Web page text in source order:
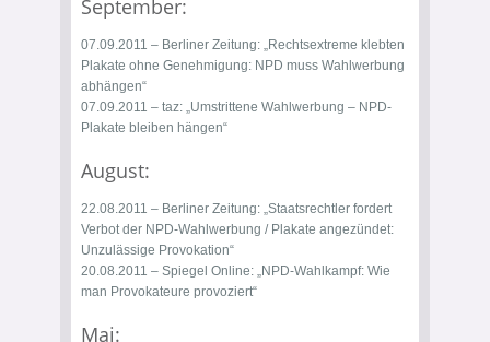
September:
07.09.2011 – Berliner Zeitung: „Rechtsextreme klebten
Plakate ohne Genehmigung: NPD muss Wahlwerbung
abhängen“
07.09.2011 – taz: „Umstrittene Wahlwerbung – NPD-
Plakate bleiben hängen“
August:
22.08.2011 – Berliner Zeitung: „Staatsrechtler fordert
Verbot der NPD-Wahlwerbung / Plakate angezündet:
Unzulässige Provokation“
20.08.2011 – Spiegel Online: „NPD-Wahlkampf: Wie
man Provokateure provoziert“
Mai: